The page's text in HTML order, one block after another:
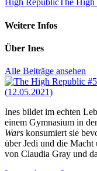
High RepublicThe High
Weitere Infos
Über Ines
Alle Beiträge ansehen
Ines bildet im echten
einem Gymnasium in
Wars konsumiert sie
über Jedi und die Macht
von Claudia Gray und